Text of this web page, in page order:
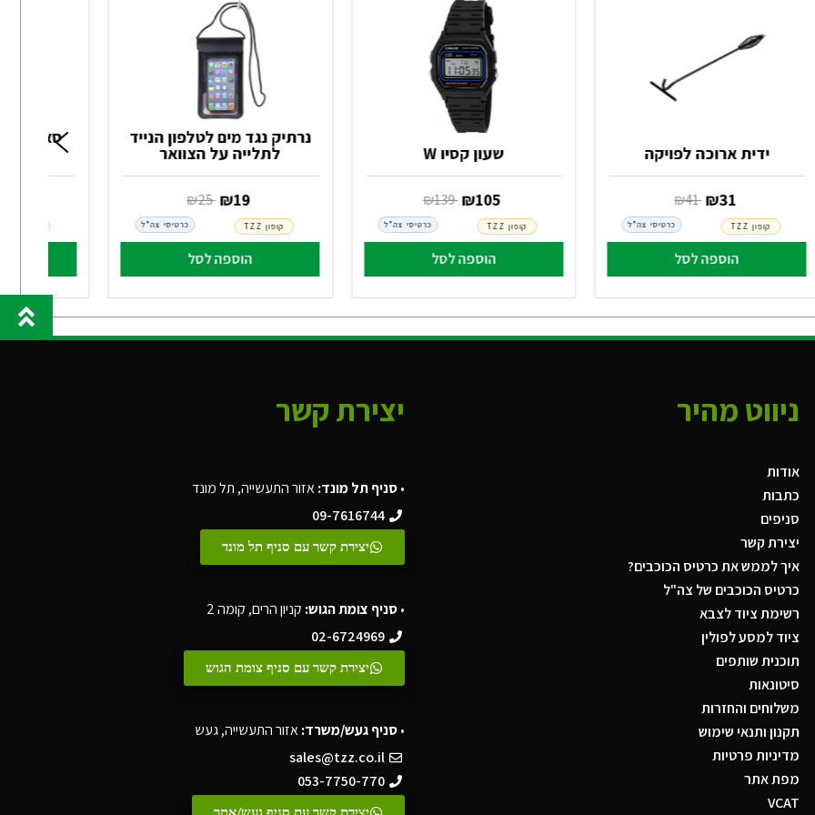
ידית ארוכה לפויקה
‏ ₪
41 31
הוספה לסל
כרטיסי צה"ל קופון TZZ
שעון קסיו W
‏ ₪
139 105
הוספה לסל
כרטיסי צה"ל קופון TZZ
נרתיק נגד מים לטלפון הנייד
לתלייה על הצוואר
‏ ₪
25 19
הוספה לסל
כרטיסי צה"ל קופון TZZ
ניווט מהיר
אודות
כתבות
סניפים
יצירת קשר
איך לממש את כרטיס הכוכבים?
כרטיס הכוכבים של צה"ל
רשימת ציוד לצבא
ציוד למסע לפולין
תוכנית שותפים
סיטונאות
משלוחים והחזרות
תקנון ותנאי שימוש
מדיניות פרטיות
מפת אתר
VCAT
יצירת קשר
•סניף תל מונד:אזור התעשייה, תל מונד
09-7616744
יצירת קשר עם סניף תל מונד
•סניף צומת הגוש: קניון הרים, קומה 2
02-6724969
יצירת קשר עם סניף צומת הגוש
•סניף געש/משרד:אזור התעשייה, געש
sales@tzz.co.il
053-7750-770